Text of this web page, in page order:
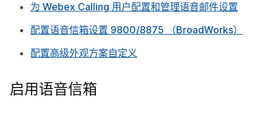
为 Webex Calling 用户配置和管理语音邮件设置
配置语音信箱设置 9800/8875 （BroadWorks）
配置高级外观方案自定义
启用语音信箱